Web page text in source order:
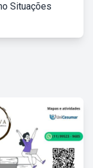
Situações